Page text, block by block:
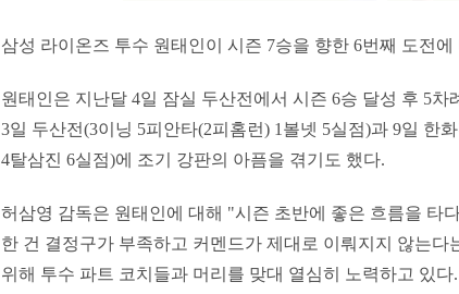
삼성 라이온즈 투수 원태인이 시즌 7승을 향한 6번째 도전
원태인은 지난달 4일 잠실 두산전에서 시즌 6승 달성 후 5
3일 두산전(3이닝 5피안타(2피홈런) 1볼넷 5실점)과 9일 한
4탈삼진 6실점)에 조기 강판의 아픔을 겪기도 했다.
허삼영 감독은 원태인에 대해 "시즌 초반에 좋은 흐름을 타
한 건 결정구가 부족하고 커멘드가 제대로 이뤄지지 않는
위해 투수 파트 코치들과 머리를 맞대 열심히 노력하고 있